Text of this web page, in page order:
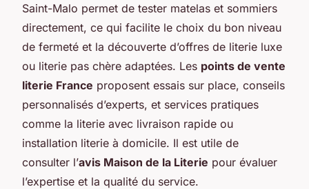
Saint-Malo permet de tester matelas et sommiers
directement, ce qui facilite le choix du bon niveau
de fermeté et la découverte d’offres de literie luxe
ou literie pas chère adaptées. Les points de vente
literie France proposent essais sur place, conseils
personnalisés d’experts, et services pratiques
comme la literie avec livraison rapide ou
installation literie à domicile. Il est utile de
consulter l’avis Maison de la Literie pour évaluer
l’expertise et la qualité du service.